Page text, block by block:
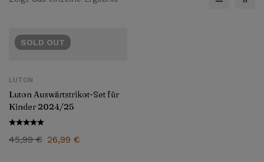
SOLD OUT
LUTON
Luton Auswärtstrikot-Set für
Kinder 2024/25
45,99€ 26,99 €